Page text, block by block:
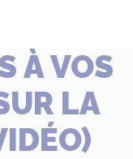
À VOS
LA